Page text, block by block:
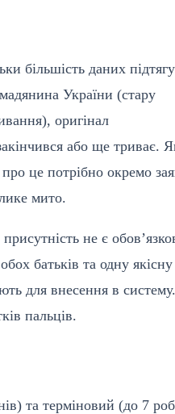
більшість даних
України (стару
оригінал
або ще триває.
це потрібно окремо
мито.
не є
батьків та одну якісну
для внесення в систему.
пальців.
та терміновий (до 7